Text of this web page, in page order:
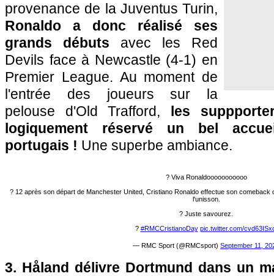
provenance de la Juventus Turin,
Ronaldo a donc réalisé ses
grands débuts avec les Red
Devils face à Newcastle (4-1) en
Premier League. Au moment de
l'entrée des joueurs sur la
pelouse d'Old Trafford, les
logiquement réservé un bel
portugais ! Une superbe ambiance.
? Viva Ronaldooooooooooo
? 12 après son départ de Manchester United, Cristiano Ronaldo effectue son
l'unisson.
? Juste savourez.
? #RMCCristianoDay pic.twitter.com/
— RMC Sport (@RMCsport) September 11,
3. Håland délivre Dortmund dans un